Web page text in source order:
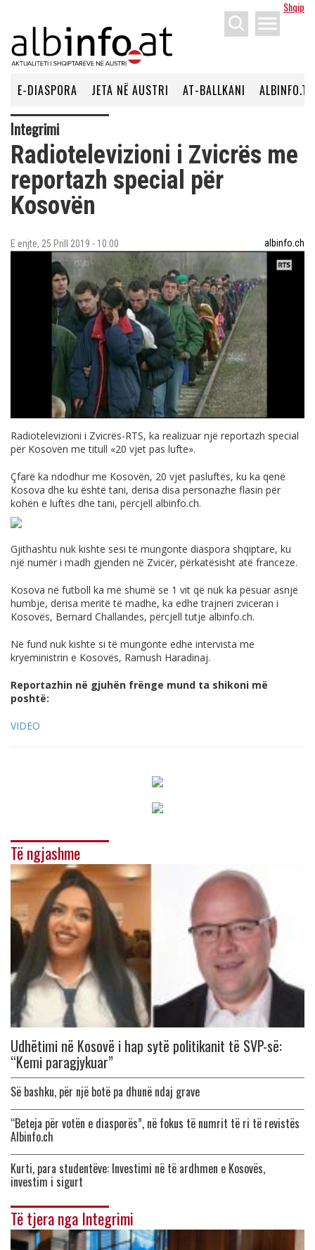
Shqip
menu
E-DIASPORA JETA NË AUSTRI AT-BALLKANI ALBINFO.TV
Integrimi
Radiotelevizioni i Zvicrës me
reportazh special për
Kosovën
E enjte, 25 Prill 2019 - 10:00 albinfo.ch
Radiotelevizioni i Zvicrës-RTS, ka realizuar një reportazh special
për Kosovën me titull «20 vjet pas lufte».
Çfarë ka ndodhur me Kosovën, 20 vjet pasluftës, ku ka qenë
Kosova dhe ku është tani, derisa disa personazhe flasin për
kohën e luftës dhe tani, përcjell albinfo.ch.
Gjithashtu nuk kishte sesi të mungonte diaspora shqiptare, ku
një numër i madh gjenden në Zvicër, përkatësisht atë franceze.
Kosova në futboll ka më shumë se 1 vit që nuk ka pësuar asnjë
humbje, derisa meritë të madhe, ka edhe trajneri zviceran i
Kosovës, Bernard Challandes, përcjell tutje albinfo.ch.
Në fund nuk kishte si të mungonte edhe intervista me
kryeministrin e Kosovës, Ramush Haradinaj.
Reportazhin në gjuhën frënge mund ta shikoni më
poshtë:
VIDEO
Të ngjashme
Udhëtimi në Kosovë i hap sytë politikanit të SVP-së:
“Kemi paragjykuar”
Së bashku, për një botë pa dhunë ndaj grave
“Beteja për votën e diasporës”, në fokus të numrit të ri të revistës
Albinfo.ch
Kurti, para studentëve: Investimi në të ardhmen e Kosovës,
investim i sigurt
Të tjera nga Integrimi